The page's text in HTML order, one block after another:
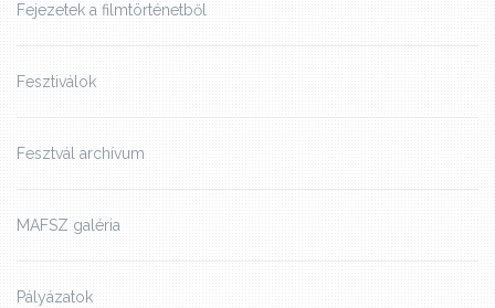
Fejezetek a filmtörténetből
Fesztiválok
Fesztvál archívum
MAFSZ galéria
Pályázatok